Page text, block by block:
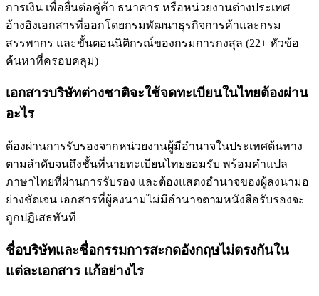
การเงิน เพื่อยื่นต่อคู่ค้า ธนาคาร หรือหน่วยงานต่างประเทศ
อ้างอิงเอกสารที่ออกโดยกรมพัฒนาธุรกิจการค้าและกรม
สรรพากร และขั้นตอนนิติกรณ์ของกรมการกงสุล (22+ หัวข้อ
ค้นหาที่ครอบคลุม)
เอกสารบริษัทต่างชาติจะใช้จดทะเบียนในไทยต้องผ่าน
อะไร
ต้องผ่านการรับรองจากหน่วยงานผู้มีอำนาจในประเทศต้นทาง
ตามลำดับจนถึงชั้นที่นายทะเบียนไทยยอมรับ พร้อมคำแปล
ภาษาไทยที่ผ่านการรับรอง และต้องแสดงอำนาจของผู้ลงนามอ
ย่างชัดเจน เอกสารที่ผู้ลงนามไม่มีอำนาจตามหนังสือรับรองจะ
ถูกปฏิเสธทันที
ชื่อบริษัทและชื่อกรรมการสะกดอังกฤษไม่ตรงกันใน
แต่ละเอกสาร แก้อย่างไร